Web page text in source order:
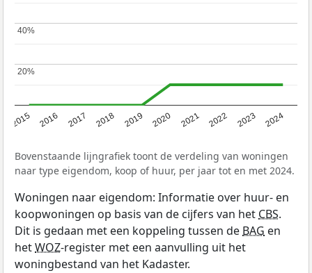
2015 2016 2017 2018 2019 2020 2021 2022 2023 2024
20%
20%
40%
40%
Bovenstaande lijngrafiek toont de verdeling van woningen
naar type eigendom, koop of huur, per jaar tot en met 2024.
Woningen naar eigendom: Informatie over huur- en
koopwoningen op basis van de cijfers van hetCBS.
Dit is gedaan met een koppeling tussen deBAG en
hetWOZ-register met een aanvulling uit het
woningbestand van het Kadaster.